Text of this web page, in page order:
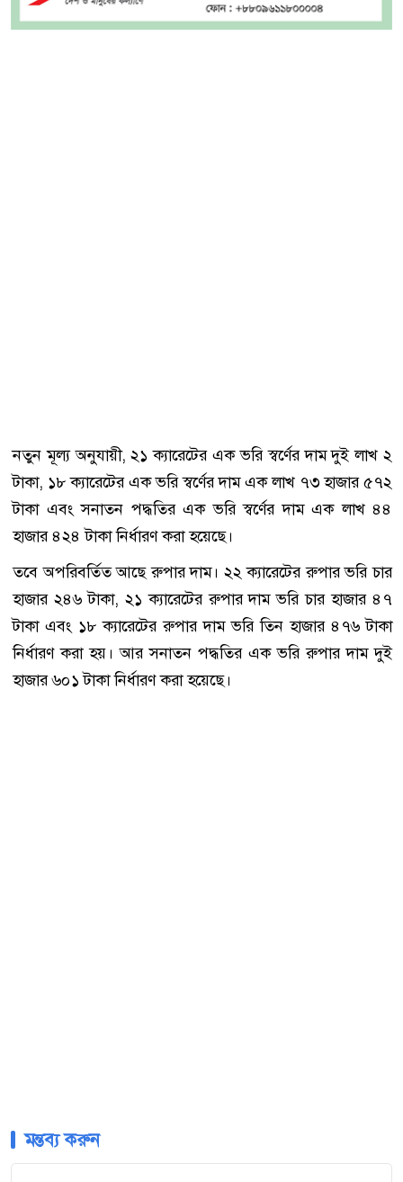
নতুন মূল্য অনুযায়ী, ২১ ক্যারেটের এক ভরি স্বর্ণের দাম দুই লাখ ২
টাকা, ১৮ ক্যারেটের এক ভরি স্বর্ণের দাম এক লাখ ৭৩ হাজার ৫৭২
টাকা এবং সনাতন পদ্ধতির এক ভরি স্বর্ণের দাম এক লাখ ৪৪
হাজার ৪২৪ টাকা নির্ধারণ করা হয়েছে।
তবে অপরিবর্তিত আছে রুপার দাম। ২২ ক্যারেটের রুপার ভরি চার
হাজার ২৪৬ টাকা, ২১ ক্যারেটের রুপার দাম ভরি চার হাজার ৪৭
টাকা এবং ১৮ ক্যারেটের রুপার দাম ভরি তিন হাজার ৪৭৬ টাকা
নির্ধারণ করা হয়। আর সনাতন পদ্ধতির এক ভরি রুপার দাম দুই
হাজার ৬০১ টাকা নির্ধারণ করা হয়েছে।
মন্তব্য করুন